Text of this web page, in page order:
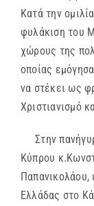
Κατά την
φυλάκιση του
χώρους της
οποίας
να στέκει ως
Χριστιανισμό
Στην
Κύπρου
Παπανικολάου,
Ελλάδας στο